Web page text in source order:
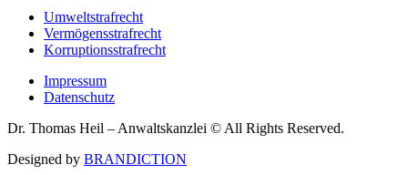
Umweltstrafrecht
Vermögensstrafrecht
Korruptionsstrafrecht
Impressum
Datenschutz
Dr. Thomas Heil – Anwaltskanzlei © All Rights Reserved.
Designed by BRANDICTION